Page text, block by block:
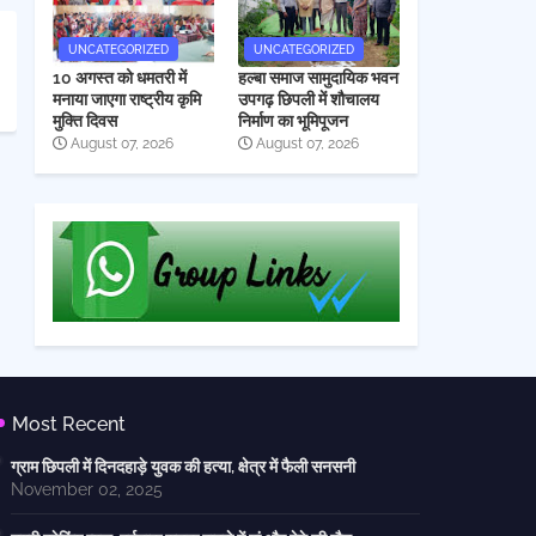
UNCATEGORIZED
10 अगस्त को धमतरी में
मनाया जाएगा राष्ट्रीय कृमि
मुक्ति दिवस
August 07, 2026
UNCATEGORIZED
हल्बा समाज सामुदायिक भवन
उपगढ़ छिपली में शौचालय
निर्माण का भूमिपूजन
August 07, 2026
Most Recent
ग्राम छिपली में दिनदहाड़े युवक की हत्या, क्षेत्र में फैली सनसनी
November 02, 2025